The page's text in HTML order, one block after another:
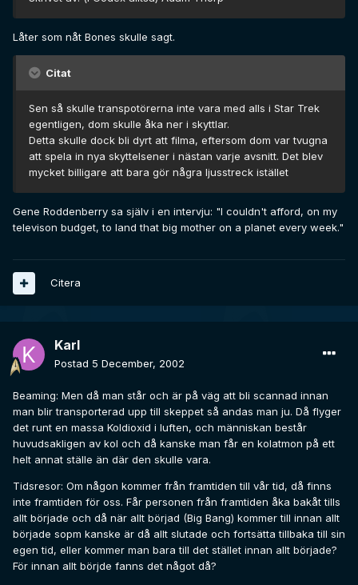
Låter som nåt Bones skulle sagt.
Citat
Sen så skulle transpotörerna inte vara med alls i Star Trek
egentligen, dom skulle åka ner i skyttlar.
Detta skulle dock bli dyrt att filma, eftersom dom var tvugna
att spela in nya skyttelsener i nästan varje avsnitt. Det blev
mycket billigare att bara gör några ljusstreck istället
Gene Roddenberry sa själv i en intervju: "I couldn't afford, on my
televison budget, to land that big mother on a planet every week."
Citera
Karl
Postad 5 December, 2002
Beaming: Men då man står och är på väg att bli scannad innan
man blir transporterad upp till skeppet så andas man ju. Då flyger
det runt en massa Koldioxid i luften, och människan består
huvudsakligen av kol och då kanske man får en kolatmon på ett
helt annat ställe än där den skulle vara.
Tidsresor: Om någon kommer från framtiden till vår tid, då finns
inte framtiden för oss. Får personen från framtiden åka bakåt tills
allt började och då när allt börjad (Big Bang) kommer till innan allt
började sopm kanske är då allt slutade och fortsätta tillbaka till sin
egen tid, eller kommer man bara till det stället innan allt började?
För innan allt börjde fanns det något då?